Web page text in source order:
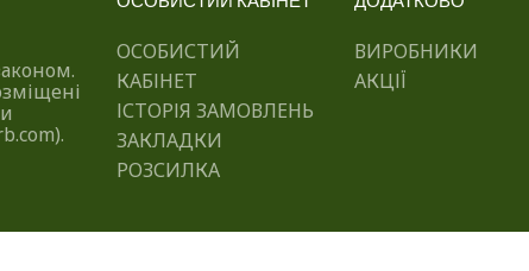
ОСОБИСТИЙ
КАБІНЕТ
ІСТОРІЯ ЗАМОВЛЕНЬ
ЗАКЛАДКИ
РОЗСИЛКА
ВИРОБНИКИ
АКЦІЇ